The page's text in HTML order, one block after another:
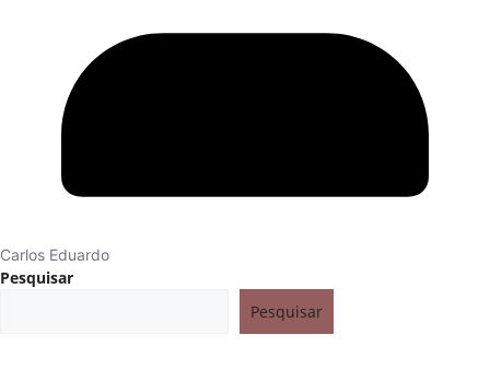
Carlos Eduardo
Pesquisar
Pesquisar